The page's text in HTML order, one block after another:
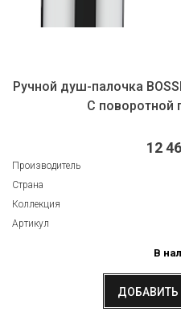
Ручной душ-палочка
С поворотной
12
Производитель
Страна
Коллекция
Артикул
В
ДОБАВИТЬ